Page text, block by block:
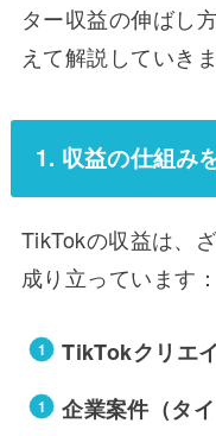
ター収益の伸ばし
えて解説していきま
1. 収益の仕組み
TikTokの収益は、
成り立っています：
TikTokクリエ
企業案件（タイ